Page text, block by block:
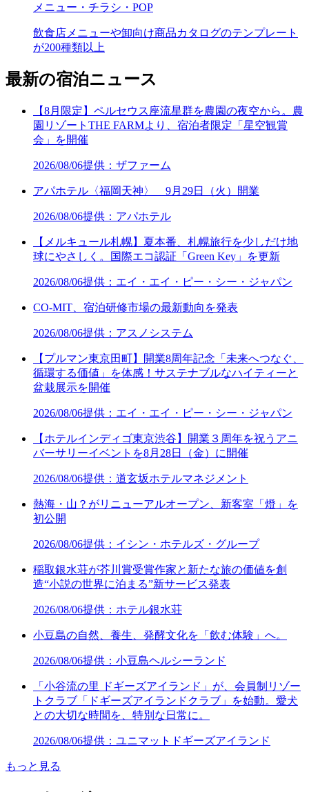
メニュー・チラシ・POP
飲食店メニューや卸向け商品カタログのテンプレート
が200種類以上
最新の宿泊ニュース
【8月限定】ペルセウス座流星群を農園の夜空から。農
園リゾートTHE FARMより、宿泊者限定「星空観賞
会」を開催
2026/08/06提供：ザファーム
アパホテル〈福岡天神〉 9月29日（火）開業
2026/08/06提供：アパホテル
【メルキュール札幌】夏本番、札幌旅行を少しだけ地
球にやさしく。国際エコ認証「Green Key」を更新
2026/08/06提供：エイ・エイ・ピー・シー・ジャパン
CO-MIT、宿泊研修市場の最新動向を発表
2026/08/06提供：アスノシステム
【プルマン東京田町】開業8周年記念「未来へつなぐ、
循環する価値」を体感！サステナブルなハイティーと
盆栽展示を開催
2026/08/06提供：エイ・エイ・ピー・シー・ジャパン
【ホテルインディゴ東京渋谷】開業３周年を祝うアニ
バーサリーイベントを8月28日（金）に開催
2026/08/06提供：道玄坂ホテルマネジメント
熱海・山？がリニューアルオープン、新客室「燈」を
初公開
2026/08/06提供：イシン・ホテルズ・グループ
稲取銀水荘が芥川賞受賞作家と新たな旅の価値を創
造“小説の世界に泊まる”新サービス発表
2026/08/06提供：ホテル銀水荘
小豆島の自然、養生、発酵文化を「飲む体験」へ。
2026/08/06提供：小豆島ヘルシーランド
「小谷流の里 ドギーズアイランド」が、会員制リゾー
トクラブ「ドギーズアイランドクラブ」を始動。愛犬
との大切な時間を、特別な日常に。
2026/08/06提供：ユニマットドギーズアイランド
もっと見る